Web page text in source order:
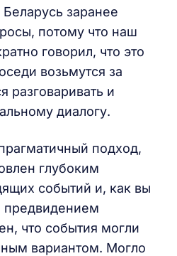
заранее
потому что наш
говорил, что это
возьмутся за
разговаривать и
диалогу.
подход,
глубоким
событий и, как вы
предвидением
что события могли
вариантом. Могло